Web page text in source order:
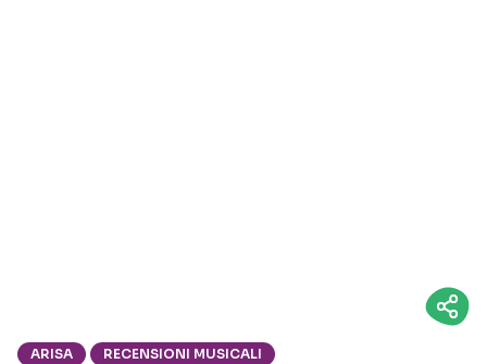
ARISA RECENSIONI MUSICALI